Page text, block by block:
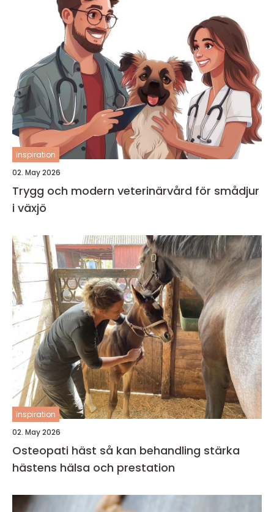
inspiration
02. May 2026
Trygg och modern veterinärvård för smådjur
i växjö
inspiration
02. May 2026
Osteopati häst så kan behandling stärka
hästens hälsa och prestation